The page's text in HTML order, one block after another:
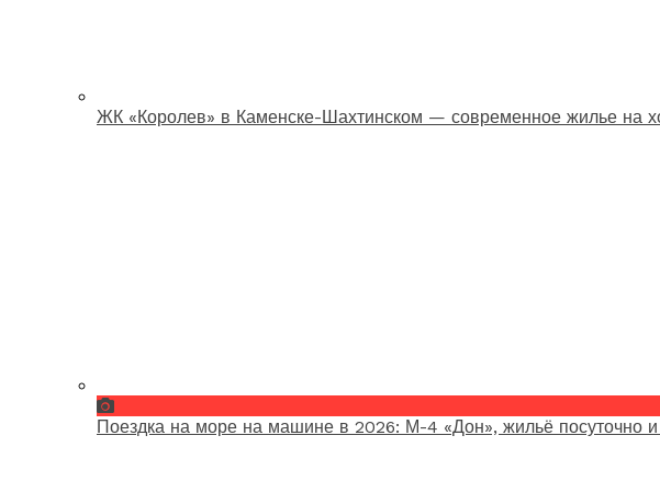
ЖК «Королев» в Каменске-Шахтинском — современное жилье на
Поездка на море на машине в 2026: М-4 «Дон», жильё посуточно и